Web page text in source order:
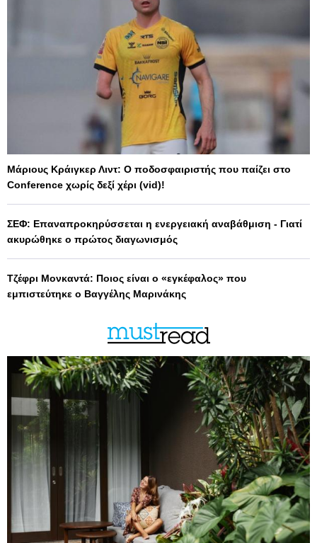
Μάριους Κράιγκερ Λιντ: Ο ποδοσφαιριστής που παίζει στο
Conference χωρίς δεξί χέρι (vid)!
ΣΕΦ: Επαναπροκηρύσσεται η ενεργειακή αναβάθμιση - Γιατί
ακυρώθηκε ο πρώτος διαγωνισμός
Τζέφρι Μονκαντά: Ποιος είναι ο «εγκέφαλος» που
εμπιστεύτηκε ο Βαγγέλης Μαρινάκης